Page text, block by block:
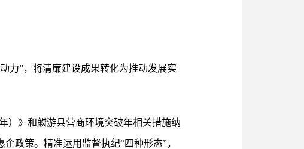
力”，将清廉建设成果转化为推动发展实
）》和麟游县营商环境突破年相关措施纳
政策。精准运用监督执纪“四种形态”，